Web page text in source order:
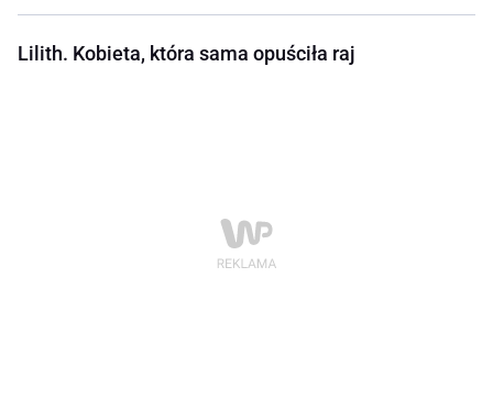
Lilith. Kobieta, która sama opuściła raj